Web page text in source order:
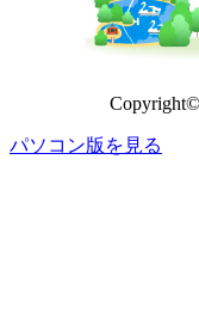
パソコン版を見る